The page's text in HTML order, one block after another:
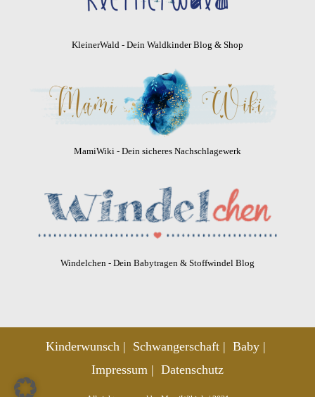
KleinerWald - Dein Waldkinder Blog & Shop
MamiWiki - Dein sicheres Nachschlagewerk
Windelchen - Dein Babytragen & Stoffwindel Blog
Kinderwunsch Schwangerschaft
Baby
Impressum
Datenschutz